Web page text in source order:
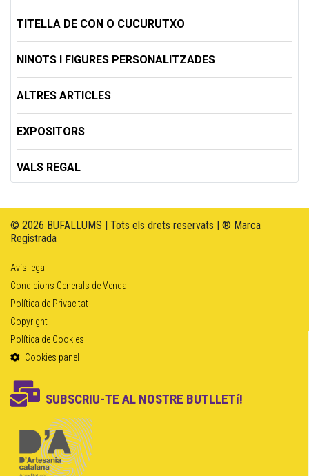
TITELLA DE CON O CUCURUTXO
NINOTS I FIGURES PERSONALITZADES
ALTRES ARTICLES
EXPOSITORS
VALS REGAL
© 2026 BUFALLUMS | Tots els drets reservats | ® Marca
Registrada
Avís legal
Condicions Generals de Venda
Política de Privacitat
Copyright
Política de Cookies
Cookies panel
SUBSCRIU-TE AL NOSTRE BUTLLETí!